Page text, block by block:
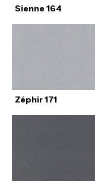
Sienne 164
Zéphir 171